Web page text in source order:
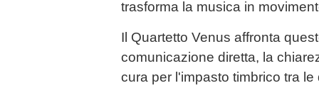
trasforma la musica in
Il Quartetto Venus affronta
comunicazione diretta, la
cura per l'impasto timbrico tra